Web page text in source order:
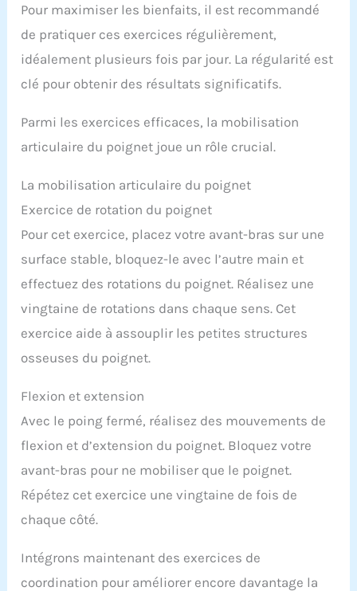
Pour maximiser les bienfaits, il est recommandé
de pratiquer ces exercices régulièrement,
idéalement plusieurs fois par jour. La régularité est
clé pour obtenir des résultats significatifs.
Parmi les exercices efficaces, la mobilisation
articulaire du poignet joue un rôle crucial.
La mobilisation articulaire du poignet
Exercice de rotation du poignet
Pour cet exercice, placez votre avant-bras sur une
surface stable, bloquez-le avec l’autre main et
effectuez des rotations du poignet. Réalisez une
vingtaine de rotations dans chaque sens. Cet
exercice aide à assouplir les petites structures
osseuses du poignet.
Flexion et extension
Avec le poing fermé, réalisez des mouvements de
flexion et d’extension du poignet. Bloquez votre
avant-bras pour ne mobiliser que le poignet.
Répétez cet exercice une vingtaine de fois de
chaque côté.
Intégrons maintenant des exercices de
coordination pour améliorer encore davantage la